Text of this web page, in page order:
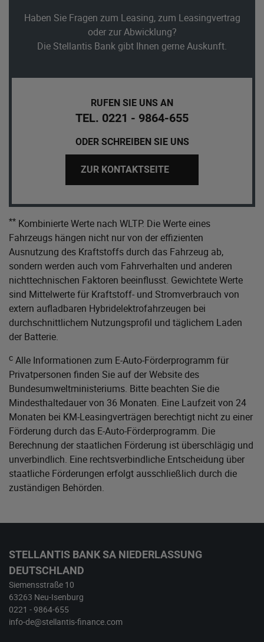
Haben Sie Fragen zum Leasing, zum Leasingvertrag
oder zur Abwicklung?
Die Stellantis Bank gibt Ihnen gerne Auskunft.
RUFEN SIE UNS AN
TEL. 0221 - 9864-655
ODER SCHREIBEN SIE UNS
ZUR KONTAKTSEITE
** Kombinierte Werte nach WLTP. Die Werte eines
Fahrzeugs hängen nicht nur von der effizienten
Ausnutzung des Kraftstoffs durch das Fahrzeug ab,
sondern werden auch vom Fahrverhalten und anderen
nichttechnischen Faktoren beeinflusst. Gewichtete Werte
sind Mittelwerte für Kraftstoff- und Stromverbrauch von
extern aufladbaren Hybridelektrofahrzeugen bei
durchschnittlichem Nutzungsprofil und täglichem Laden
der Batterie.
c Alle Informationen zum E-Auto-Förderprogramm für
Privatpersonen finden Sie auf der Website des
Bundesumweltministeriums. Bitte beachten Sie die
Mindesthaltedauer von 36 Monaten. Eine Laufzeit von 24
Monaten bei KM-Leasingverträgen berechtigt nicht zu einer
Förderung durch das E-Auto-Förderprogramm. Die
Berechnung der staatlichen Förderung ist überschlägig und
unverbindlich. Eine rechtsverbindliche Entscheidung über
staatliche Förderungen erfolgt ausschließlich durch die
zuständigen Behörden.
STELLANTIS BANK SA NIEDERLASSUNG
DEUTSCHLAND
Siemensstraße 10
63263 Neu-Isenburg
0221 - 9864-655
info-de@stellantis-finance.com